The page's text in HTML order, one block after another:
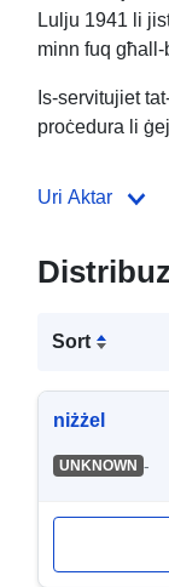
Lulju 1941 li
minn fuq
Is-servitujiet
proċedura li
Uri Aktar
Sort
niżżel
UNKNOWN -